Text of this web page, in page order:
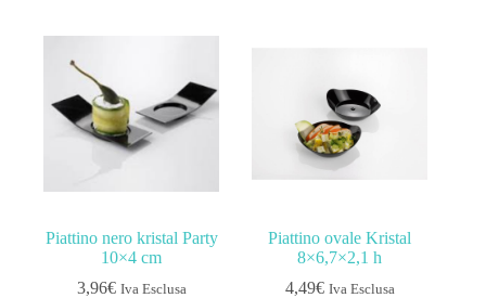
Piattino nero kristal Party
10×4 cm
3,96€ Iva Esclusa
Piattino ovale Kristal
8×6,7×2,1 h
4,49€ Iva Esclusa